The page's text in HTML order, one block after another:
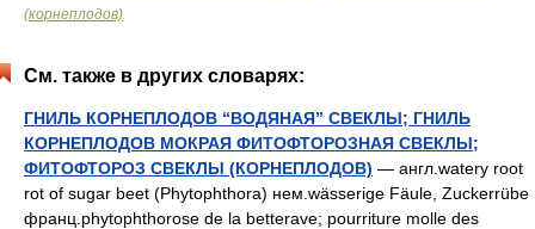
(корнеплодов)
См. также в других словарях:
ГНИЛЬ КОРНЕПЛОДОВ “ВОДЯНАЯ” СВЕКЛЫ; ГНИЛЬ
КОРНЕПЛОДОВ МОКРАЯ ФИТОФТОРОЗНАЯ СВЕКЛЫ;
ФИТОФТОРОЗ СВЕКЛЫ (КОРНЕПЛОДОВ) — англ.watery root
rot of sugar beet (Phytophthora) нем.wässerige Fäule, Zuckerrübe
франц.phytophthorose de la betterave; pourriture molle des